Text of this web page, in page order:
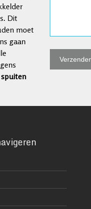
Dit
moet
gaan